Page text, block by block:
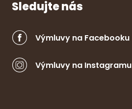
Sledujte nás
Výmluvy na Facebooku
Výmluvy na Instagramu